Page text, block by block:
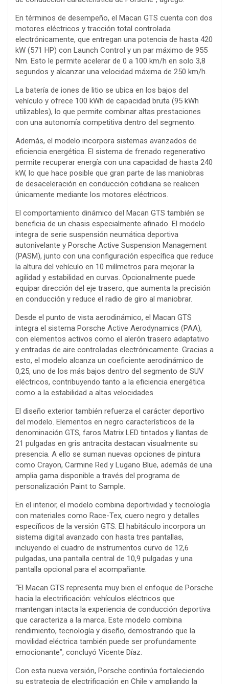
En términos de desempeño, el Macan GTS cuenta con dos
motores eléctricos y tracción total controlada
electrónicamente, que entregan una potencia de hasta 420
kW (571 HP) con Launch Control y un par máximo de 955
Nm. Esto le permite acelerar de 0 a 100 km/h en solo 3,8
segundos y alcanzar una velocidad máxima de 250 km/h.
La batería de iones de litio se ubica en los bajos del
vehículo y ofrece 100 kWh de capacidad bruta (95 kWh
utilizables), lo que permite combinar altas prestaciones
con una autonomía competitiva dentro del segmento.
Además, el modelo incorpora sistemas avanzados de
eficiencia energética. El sistema de frenado regenerativo
permite recuperar energía con una capacidad de hasta 240
kW, lo que hace posible que gran parte de las maniobras
de desaceleración en conducción cotidiana se realicen
únicamente mediante los motores eléctricos.
El comportamiento dinámico del Macan GTS también se
beneficia de un chasis especialmente afinado. El modelo
integra de serie suspensión neumática deportiva
autonivelante y Porsche Active Suspension Management
(PASM), junto con una configuración específica que reduce
la altura del vehículo en 10 milímetros para mejorar la
agilidad y estabilidad en curvas. Opcionalmente puede
equipar dirección del eje trasero, que aumenta la precisión
en conducción y reduce el radio de giro al maniobrar.
Desde el punto de vista aerodinámico, el Macan GTS
integra el sistema Porsche Active Aerodynamics (PAA),
con elementos activos como el alerón trasero adaptativo
y entradas de aire controladas electrónicamente. Gracias a
esto, el modelo alcanza un coeficiente aerodinámico de
0,25, uno de los más bajos dentro del segmento de SUV
eléctricos, contribuyendo tanto a la eficiencia energética
como a la estabilidad a altas velocidades.
El diseño exterior también refuerza el carácter deportivo
del modelo. Elementos en negro característicos de la
denominación GTS, faros Matrix LED tintados y llantas de
21 pulgadas en gris antracita destacan visualmente su
presencia. A ello se suman nuevas opciones de pintura
como Crayon, Carmine Red y Lugano Blue, además de una
amplia gama disponible a través del programa de
personalización Paint to Sample.
En el interior, el modelo combina deportividad y tecnología
con materiales como Race-Tex, cuero negro y detalles
específicos de la versión GTS. El habitáculo incorpora un
sistema digital avanzado con hasta tres pantallas,
incluyendo el cuadro de instrumentos curvo de 12,6
pulgadas, una pantalla central de 10,9 pulgadas y una
pantalla opcional para el acompañante.
“El Macan GTS representa muy bien el enfoque de Porsche
hacia la electrificación: vehículos eléctricos que
mantengan intacta la experiencia de conducción deportiva
que caracteriza a la marca. Este modelo combina
rendimiento, tecnología y diseño, demostrando que la
movilidad eléctrica también puede ser profundamente
emocionante”, concluyó Vicente Díaz.
Con esta nueva versión, Porsche continúa fortaleciendo
su estrategia de electrificación en Chile y ampliando la